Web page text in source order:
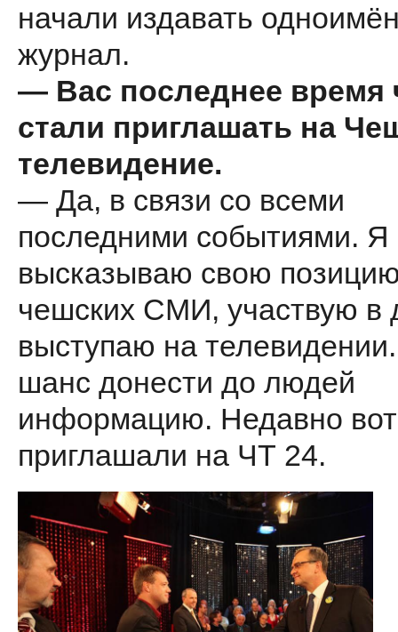
начали издавать
журнал.
— Вас последнее время
стали приглашать на
телевидение.
— Да, в связи со всеми
последними событиями. Я
высказываю свою
чешских СМИ, участвую в
выступаю на
шанс донести до людей
информацию. Недавно
приглашали на ЧТ 24.